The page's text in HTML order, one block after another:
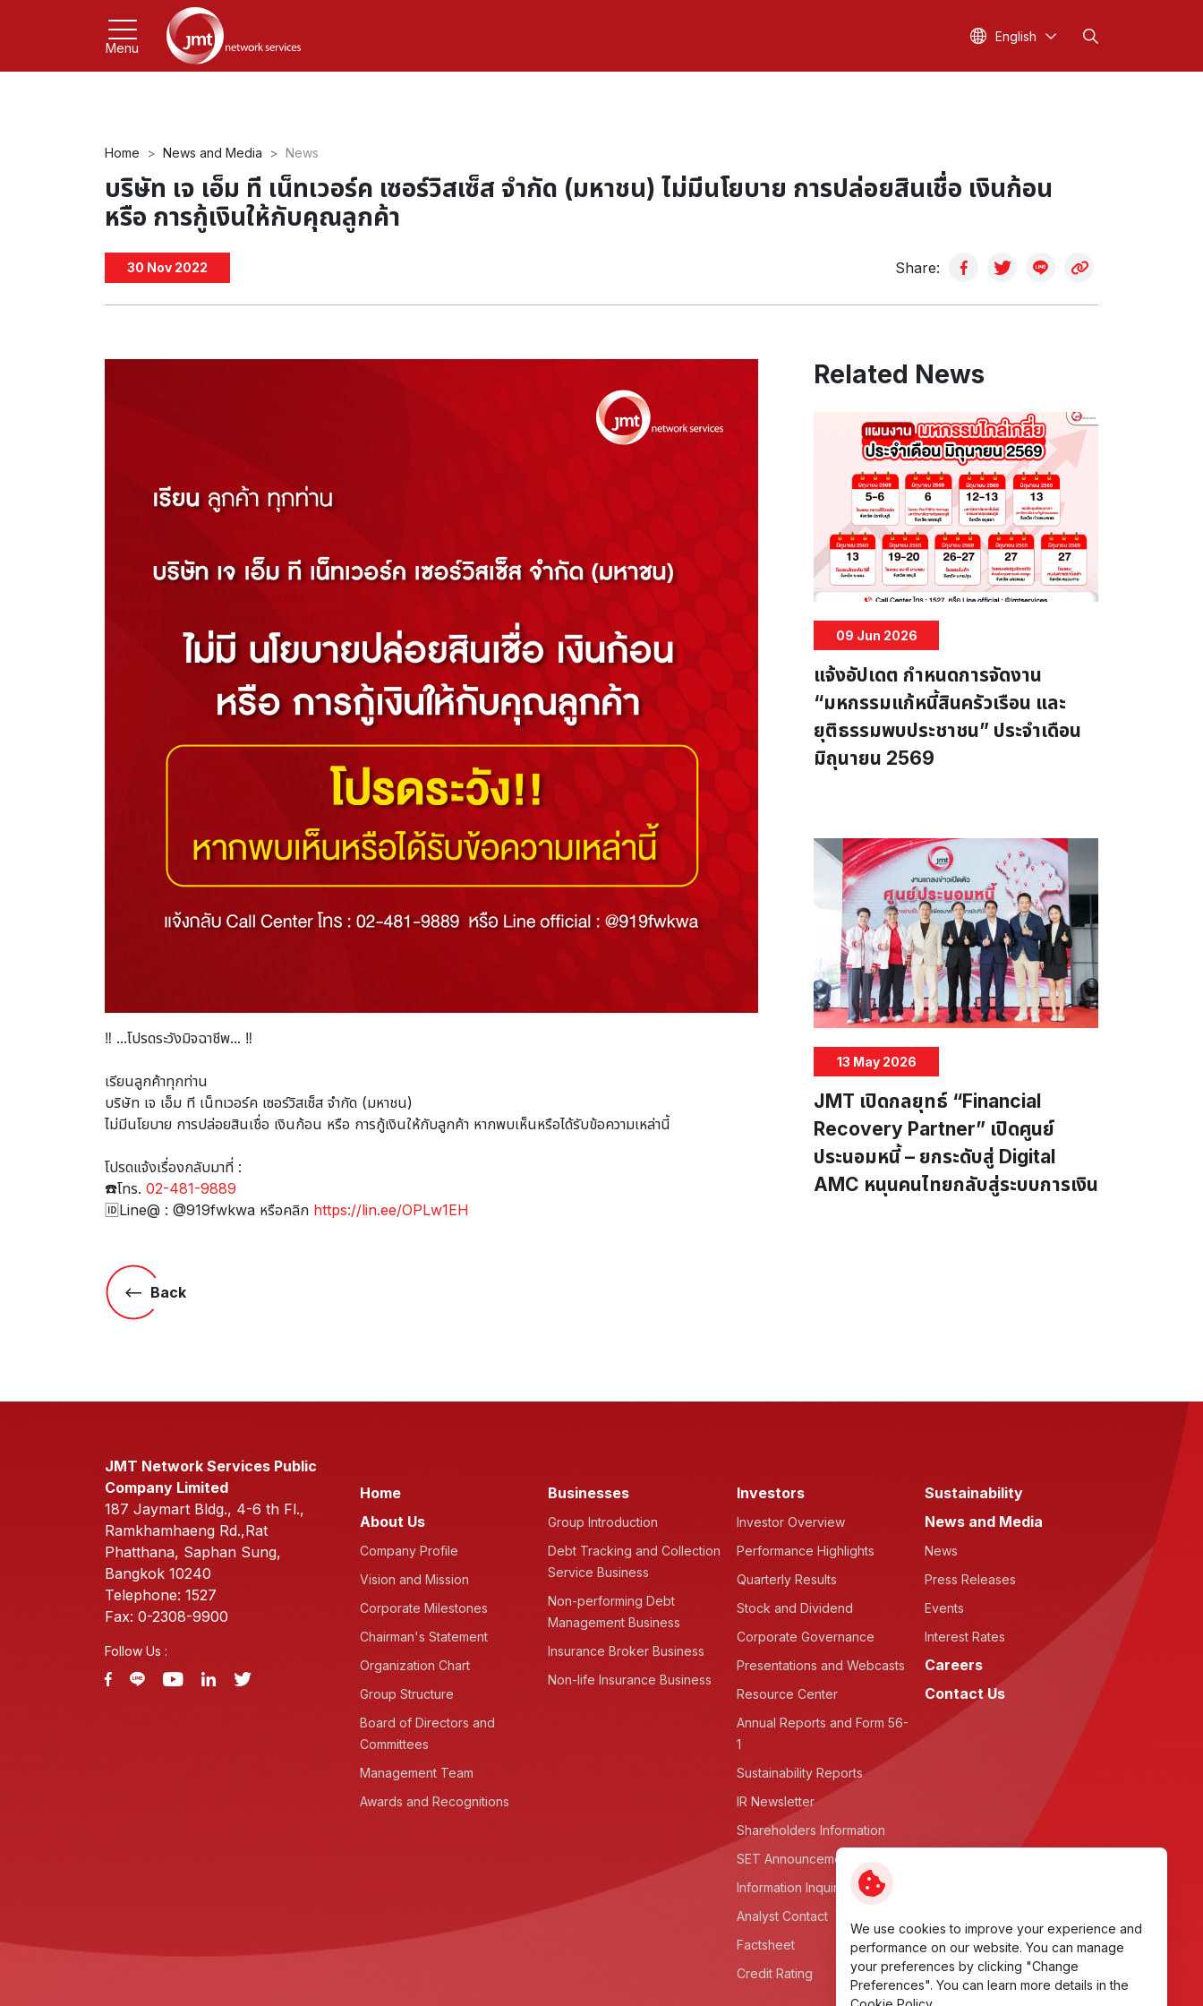
Menu
English
Home News and Media News
บริษัท เจ เอ็ม ที เน็ทเวอร์ค เซอร์วิสเซ็ส จำกัด (มหาชน) ไม่มีนโยบาย การปล่อยสินเชื่อ เงินก้อน
หรือ การกู้เงินให้กับคุณลูกค้า
30 Nov 2022 Share:
‼️ ...โปรดระวังมิจฉาชีพ... ‼️
เรียนลูกค้าทุกท่าน
บริษัท เจ เอ็ม ที เน็ทเวอร์ค เซอร์วิสเซ็ส จำกัด (มหาชน)
ไม่มีนโยบาย การปล่อยสินเชื่อ เงินก้อน หรือ การกู้เงินให้กับลูกค้า หากพบเห็นหรือได้รับข้อความเหล่านี้
โปรดแจ้งเรื่องกลับมาที่ :
☎️โทร. 02-481-9889
🆔Line@ : @919fwkwa หรือคลิก https://lin.ee/OPLw1EH
Back
Related News
09 Jun 2026
แจ้งอัปเดต กำหนดการจัดงาน
“มหกรรมแก้หนี้สินครัวเรือน และ
ยุติธรรมพบประชาชน” ประจำเดือน
มิถุนายน 2569
13 May 2026
JMT เปิดกลยุทธ์ “Financial
Recovery Partner” เปิดศูนย์
ประนอมหนี้ – ยกระดับสู่ Digital
AMC หนุนคนไทยกลับสู่ระบบการเงิน
JMT Network Services Public
Company Limited
187 Jaymart Bldg., 4-6 th Fl.,
Ramkhamhaeng Rd.,Rat
Phatthana, Saphan Sung,
Bangkok 10240
Telephone: 1527
Fax: 0-2308-9900
Follow Us :
Home
About Us
Company Profile
Vision and Mission
Corporate Milestones
Chairman's Statement
Organization Chart
Group Structure
Board of Directors and
Committees
Management Team
Awards and Recognitions
Businesses
Group Introduction
Debt Tracking and Collection
Service Business
Non-performing Debt
Management Business
Insurance Broker Business
Non-life Insurance Business
Investors
Investor Overview
Performance Highlights
Quarterly Results
Stock and Dividend
Corporate Governance
Presentations and Webcasts
Resource Center
Annual Reports and Form 56-
1
Sustainability Reports
IR Newsletter
Shareholders Information
SET Announcements
Information Inquiry
Analyst Contact
Factsheet
Credit Rating
Sustainability
News and Media
News
Press Releases
Events
Interest Rates
Careers
Contact Us
We use cookies to improve your experience and
performance on our website. You can manage
your preferences by clicking "Change
Preferences". You can learn more details in the